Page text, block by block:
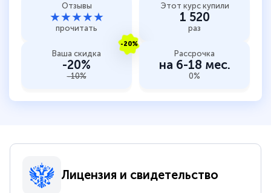
Отзывы
★★★★★
прочитать
Этот курс купили
1 520
раз
-20%
Ваша скидка
-20%
-10%
Рассрочка
на 6-18 мес.
0%
Лицензия и свидетельство